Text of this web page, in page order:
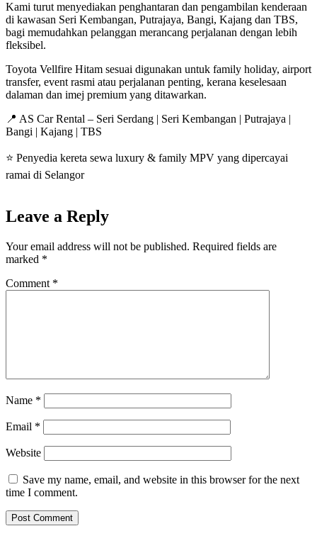
Kami turut menyediakan penghantaran dan pengambilan kenderaan
di kawasan Seri Kembangan, Putrajaya, Bangi, Kajang dan TBS,
bagi memudahkan pelanggan merancang perjalanan dengan lebih
fleksibel.
Toyota Vellfire Hitam sesuai digunakan untuk family holiday, airport
transfer, event rasmi atau perjalanan penting, kerana keselesaan
dalaman dan imej premium yang ditawarkan.
📍 AS Car Rental – Seri Serdang | Seri Kembangan | Putrajaya |
Bangi | Kajang | TBS
⭐ Penyedia kereta sewa luxury & family MPV yang dipercayai
ramai di Selangor
Leave a Reply
Your email address will not be published. Required fields are
marked *
Comment *
Name *
Email *
Website
Save my name, email, and website in this browser for the next
time I comment.